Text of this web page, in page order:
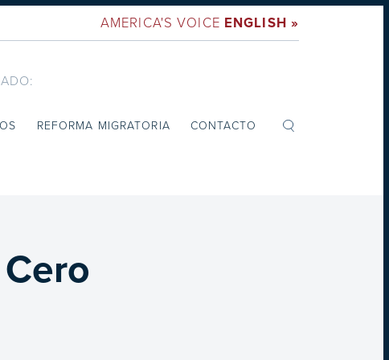
AMERICA'S VOICE ENGLISH »
REFORMA MIGRATORIA CONTACTO